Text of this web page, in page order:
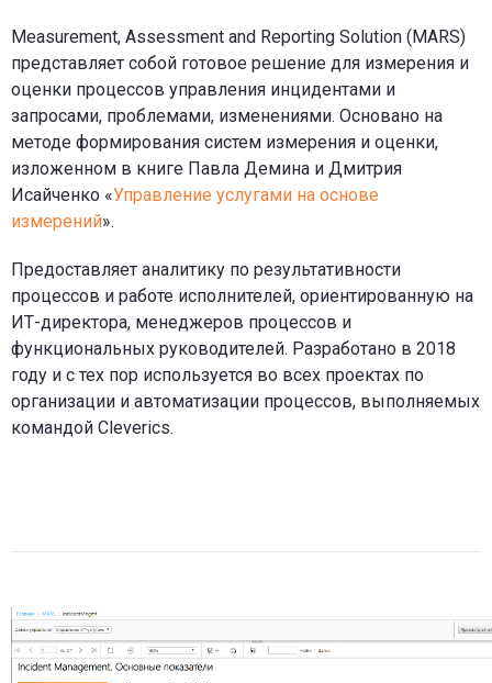
Measurement, Assessment and Reporting Solution (MARS)
представляет собой готовое решение для измерения и
оценки процессов управления инцидентами и
запросами, проблемами, изменениями. Основано на
методе формирования систем измерения и оценки,
изложенном в книге Павла Демина и Дмитрия
Исайченко «Управление услугами на основе
измерений».
Предоставляет аналитику по результативности
процессов и работе исполнителей, ориентированную на
ИТ-директора, менеджеров процессов и
функциональных руководителей. Разработано в 2018
году и с тех пор используется во всех проектах по
организации и автоматизации процессов, выполняемых
командой Cleverics.